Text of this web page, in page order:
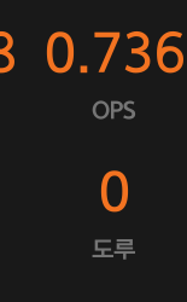
0.736
OPS
0
도루